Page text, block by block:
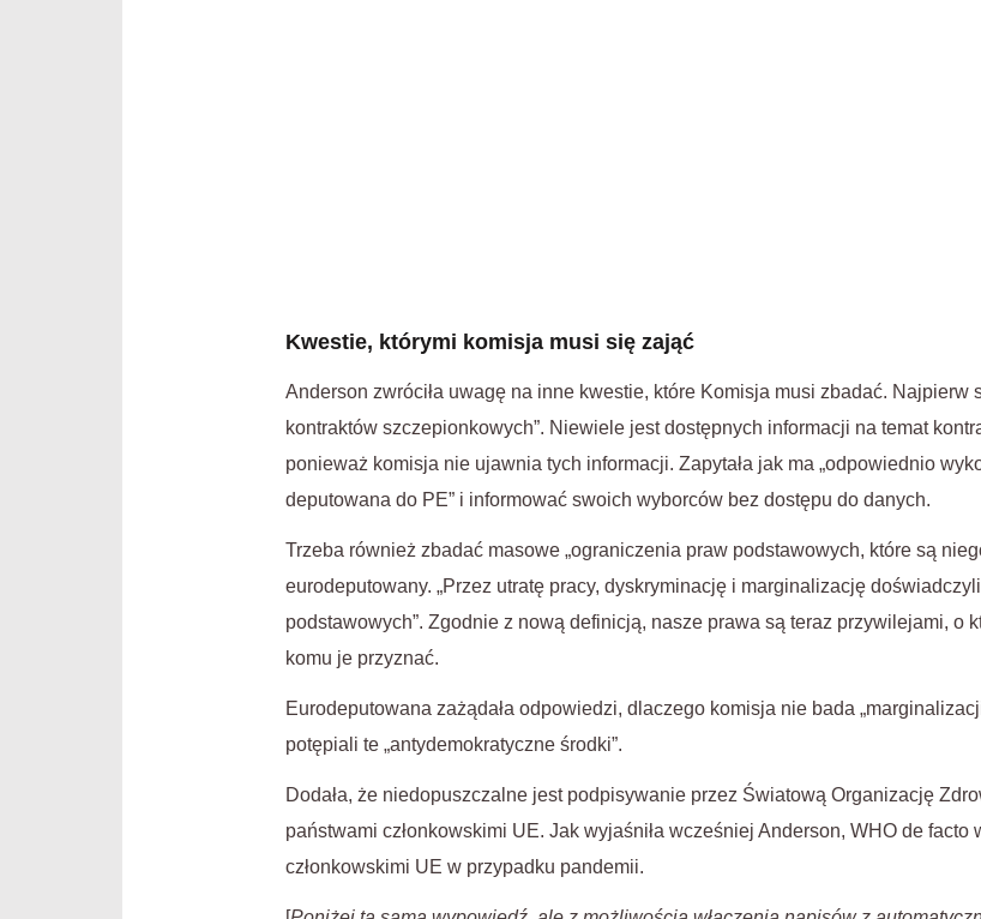
Kwestie, którymi komisja musi się zająć
Anderson zwróciła uwagę na inne kwestie, które Komisja musi zbadać. Najpierw
kontraktów szczepionkowych”. Niewiele jest dostępnych informacji na temat
ponieważ komisja nie ujawnia tych informacji. Zapytała jak ma „odpowiednio
deputowana do PE” i informować swoich wyborców bez dostępu do danych.
Trzeba również zbadać masowe „ograniczenia praw podstawowych, które są
eurodeputowany. „Przez utratę pracy, dyskryminację i marginalizację
podstawowych”. Zgodnie z nową definicją, nasze prawa są teraz przywilejami, o
komu je przyznać.
Eurodeputowana zażądała odpowiedzi, dlaczego komisja nie bada
potępiali te „antydemokratyczne środki”.
Dodała, że ​​niedopuszczalne jest podpisywanie przez Światową Organizację
państwami członkowskimi UE. Jak wyjaśniła wcześniej Anderson, WHO de facto
członkowskimi UE w przypadku pandemii.